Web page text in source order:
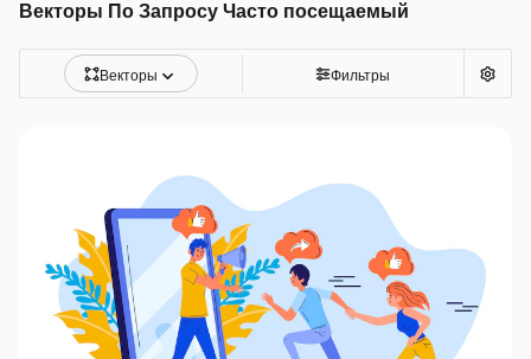
Векторы По Запросу Часто посещаемый
Векторы Фильтры